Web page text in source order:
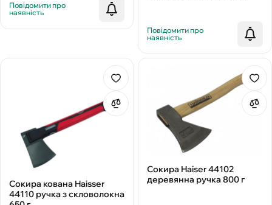
Повідомити про
наявність
Повідомити про
наявність
Сокира кована Haisser
44110 ручка з скловолокна
Сокира Haiser 44102
деревянна ручка 800 г